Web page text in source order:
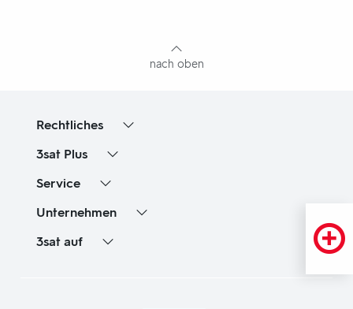
nach oben
Rechtliches
3sat Plus
Service
Unternehmen
3sat auf